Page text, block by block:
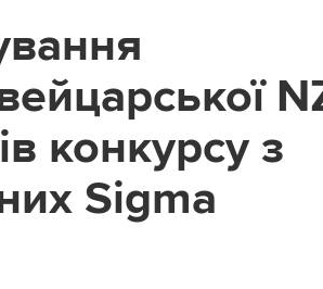
конкурсу з
Sigma